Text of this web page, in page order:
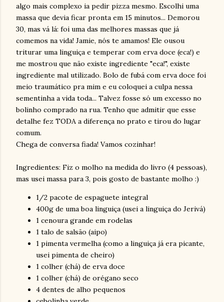
algo mais complexo ia pedir pizza mesmo. Escolhi uma
massa que devia ficar pronta em 15 minutos... Demorou
30, mas vá lá: foi uma das melhores massas que já
comemos na vida! Jamie, nós te amamos! Ele ousou
triturar uma linguiça e temperar com erva doce (eca!) e
me mostrou que não existe ingrediente "eca!", existe
ingrediente mal utilizado. Bolo de fubá com erva doce foi
meio traumático pra mim e eu coloquei a culpa nessa
sementinha a vida toda... Talvez fosse só um excesso no
bolinho comprado na rua. Tenho que admitir que esse
detalhe fez TODA a diferença no prato e tirou do lugar
comum.
Chega de conversa fiada! Vamos cozinhar!
Ingredientes: Fiz o molho na medida do livro (4 pessoas),
mas usei massa para 3, pois gosto de bastante molho :)
1/2 pacote de espaguete integral
400g de uma boa linguiça (usei a linguiça do Jerivá)
1 cenoura grande em rodelas
1 talo de salsão (aipo)
1 pimenta vermelha (como a linguiça já era picante,
usei pimenta de cheiro)
1 colher (chá) de erva doce
1 colher (chá) de orégano seco
4 dentes de alho pequenos